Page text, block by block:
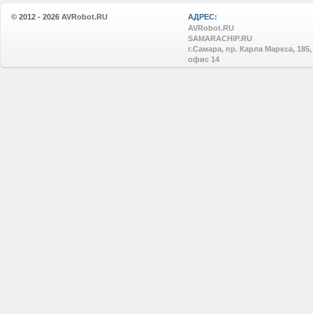
© 2012 - 2026 AVRobot.RU
АДРЕС:
AVRobot.RU
SAMARACHIP.RU
г.Самара, пр. Карла Маркса, 185,
офис 14